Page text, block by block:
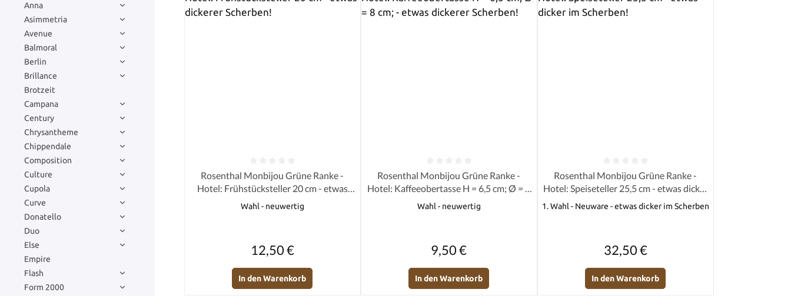
Anna
Asimmetria
Avenue
Balmoral
Berlin
Brillance
Brotzeit
Campana
Century
Chrysantheme
Chippendale
Composition
Culture
Cupola
Curve
Donatello
Duo
Else
Empire
Flash
Form 2000
Durchschnittliche Bewertung von 0 von 5 Sternen
Rosenthal Monbijou Grüne Ranke -
Hotel: Frühstücksteller 20 cm - etwas
dickerer Scherben!
Wahl - neuwertig
12,50 €
In den Warenkorb
Durchschnittliche Bewertung von 0 von 5 Sternen
Rosenthal Monbijou Grüne Ranke -
Hotel: Kaffeeobertasse H = 6,5 cm; Ø = 8
cm; - etwas dickerer Scherben!
Wahl - neuwertig
9,50 €
In den Warenkorb
Durchschnittliche Bewertung von 0 von 5 Sternen
Rosenthal Monbijou Grüne Ranke -
Hotel: Speiseteller 25,5 cm - etwas dicker
im Scherben!
1. Wahl - Neuware - etwas dicker im Scherben
32,50 €
In den Warenkorb